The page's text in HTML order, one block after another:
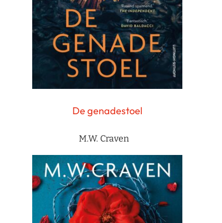
De genadestoel
M.W. Craven